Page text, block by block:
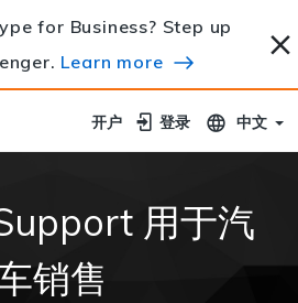
for Business? Step up
Learn more
开户
开户 登录
登录 中文
用于汽
销售